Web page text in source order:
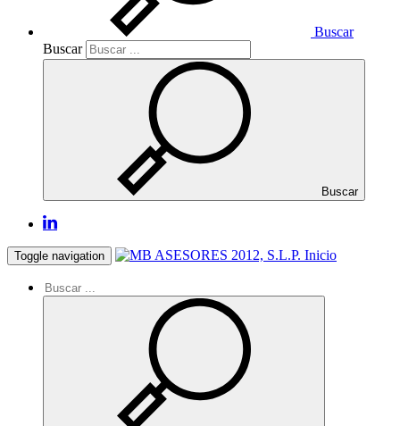
Buscar
Buscar
Buscar
Toggle navigation Inicio